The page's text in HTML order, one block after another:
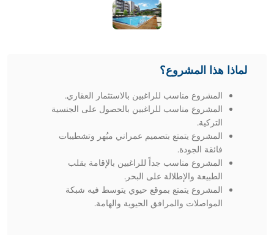
لماذا هذا المشروع؟
المشروع مناسب للراغبين بالاستثمار العقاري.
المشروع مناسب للراغبين بالحصول على الجنسية
التركية.
المشروع يتمتع بتصميم عمراني مبُهر وتشطيبات
فائقة الجودة.
المشروع مناسب جداً للراغبين بالإقامة بقلب
الطبيعة والإطلالة على البحر.
المشروع يتمتع بموقع حيوي يتوسط فيه شبكة
المواصلات والمرافق الحيوية والهامة.